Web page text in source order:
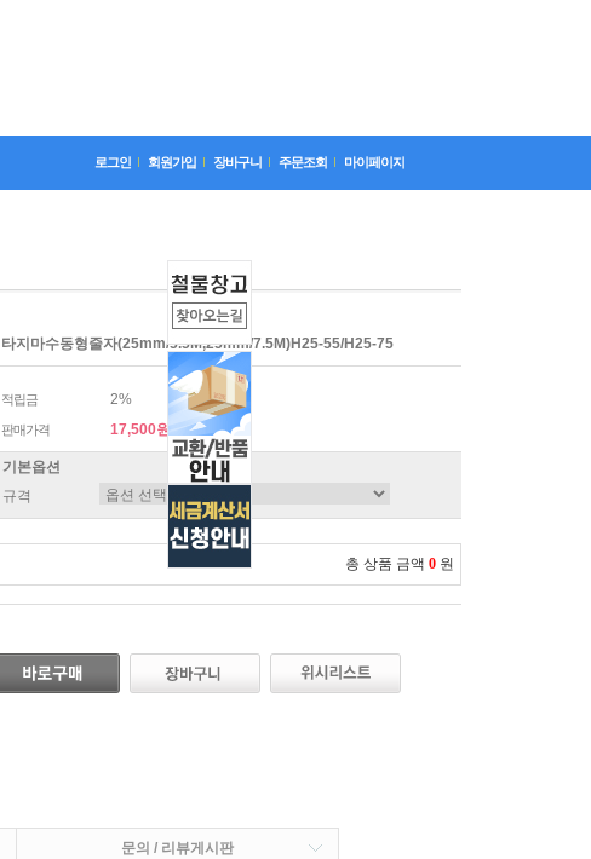
로그인 회원가입 장바구니 주문조회 마이페이지
타지마수동형줄자(25mm/5.5M,25mm/7.5M)H25-55/H25-75
적립금 2%
판매가격 17,500원
기본옵션
규격
총 상품 금액 0 원
문의 / 리뷰게시판